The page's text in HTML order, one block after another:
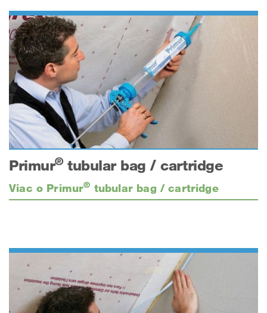
Primur®tubular bag / cartridge
Viac o Primur® tubular bag / cartridge